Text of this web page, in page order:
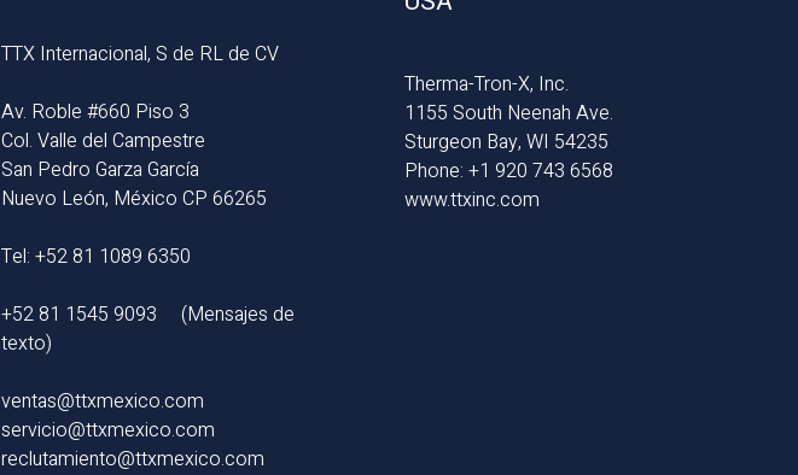
TTX Internacional, S de RL de CV
Av. Roble #660 Piso 3
Col. Valle del Campestre
San Pedro Garza García
Nuevo León, México CP 66265
Tel: +52 81 1089 6350
+52 81 1545 9093
(Mensajes de
texto)
ventas@ttxmexico.com
servicio@ttxmexico.com
reclutamiento@ttxmexico.com
Therma-Tron-X, Inc.
1155 South Neenah Ave.
Sturgeon Bay, WI 54235
Phone: +1 920 743 6568
www.ttxinc.com